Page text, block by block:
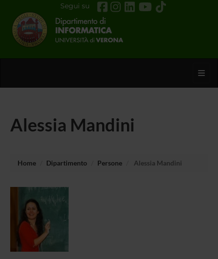
Segui su
Alessia Mandini
Home Dipartimento Persone Alessia Mandini